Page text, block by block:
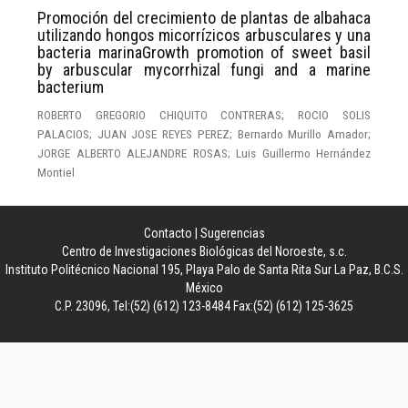
Promoción del crecimiento de plantas de albahaca
utilizando hongos micorrízicos arbusculares y una
bacteria marinaGrowth promotion of sweet basil
by arbuscular mycorrhizal fungi and a marine
bacterium
ROBERTO GREGORIO CHIQUITO CONTRERAS; ROCIO SOLIS
PALACIOS; JUAN JOSE REYES PEREZ; Bernardo Murillo Amador;
JORGE ALBERTO ALEJANDRE ROSAS; Luis Guillermo Hernández
Montiel
Contacto
Sugerencias
Centro de Investigaciones Biológicas del Noroeste, s.c.
Instituto Politécnico Nacional 195, Playa Palo de Santa Rita Sur La Paz, B.C.S.
México
C.P. 23096, Tel:(52) (612) 123-8484 Fax:(52) (612) 125-3625